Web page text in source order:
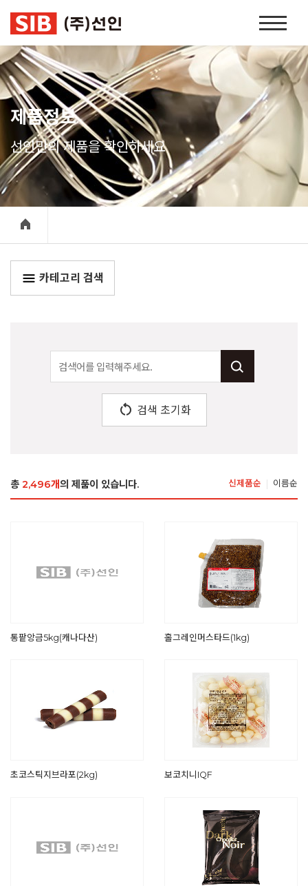
홈
이
지
네
비
게
이
제품정보
선인만의 제품을 확인하세요
카테고리 검색
restart_alt 검색 초기화
총 2,496개의 제품이 있습니다. 신제품순 이름순
통팥앙금5kg(캐나다산) 홀그레인머스타드(1kg)
초코스틱지브라포(2kg) 보코치니IQF